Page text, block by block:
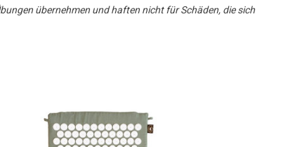
übernehmen und haften nicht für Schäden, die sich